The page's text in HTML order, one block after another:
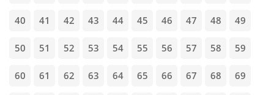
40 41 42 43 44 45 46 47 48 49
50 51 52 53 54 55 56 57 58 59
60 61 62 63 64 65 66 67 68 69